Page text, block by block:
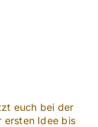
Mehr
euch bei der
ersten Idee bis